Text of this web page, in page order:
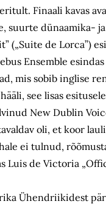
Finaali kavas
suurte
(„Suite de Lorca”)
Ensemble
mis sobib inglise
see lisas
New Dublin
oli, et koor
ei tulnud,
Luis de Victoria
Ühendriikidest